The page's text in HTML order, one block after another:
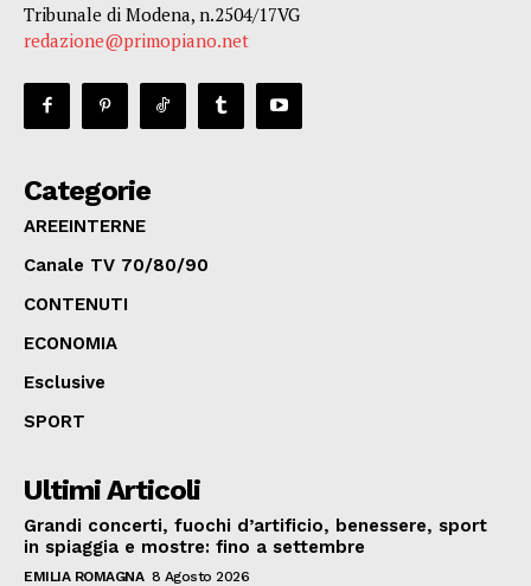
Tribunale di Modena, n.2504/17VG
redazione@primopiano.net
Categorie
AREEINTERNE
Canale TV 70/80/90
CONTENUTI
ECONOMIA
Esclusive
SPORT
Ultimi Articoli
Grandi concerti, fuochi d’artificio, benessere, sport
in spiaggia e mostre: fino a settembre
EMILIA ROMAGNA 8 Agosto 2026